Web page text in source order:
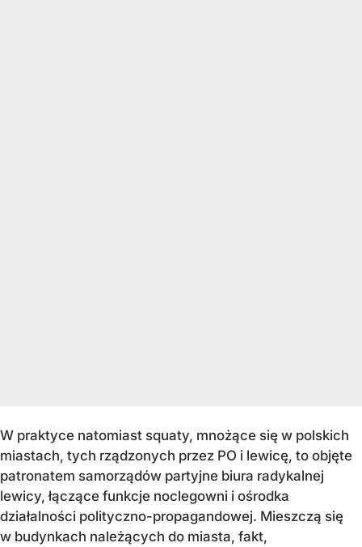
W praktyce natomiast squaty, mnożące się w polskich
miastach, tych rządzonych przez PO i lewicę, to objęte
patronatem samorządów partyjne biura radykalnej
lewicy, łączące funkcje noclegowni i ośrodka
działalności polityczno-propagandowej. Mieszczą się
w budynkach należących do miasta, fakt,